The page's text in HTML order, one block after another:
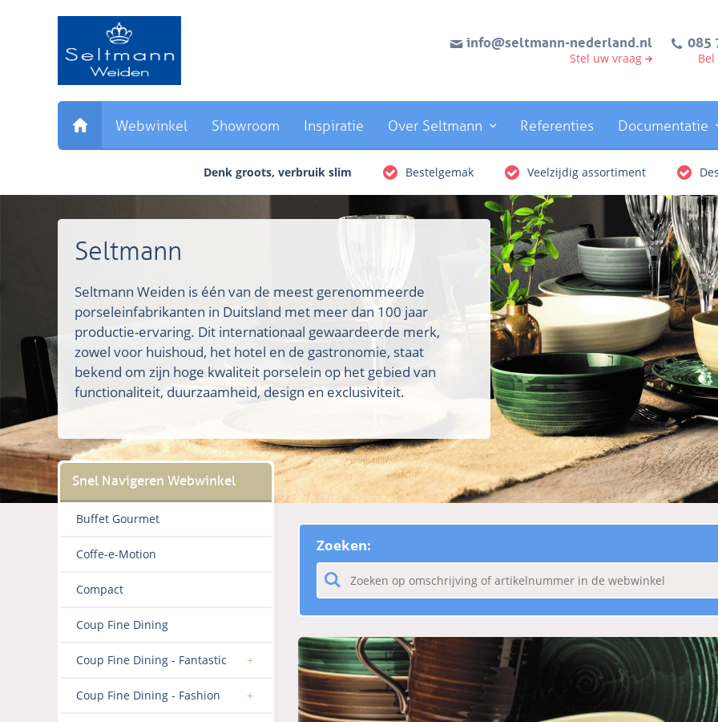
Direct
info@seltmann-nederland.nl
Stel uw vraag
085
Webwinkel Showroom Inspiratie Over Seltmann Referenties Documentatie
Denk groots, verbruik slim Bestelgemak Veelzijdig assortiment
Seltmann
Seltmann Weiden is één van de meest gerenommeerde
porseleinfabrikanten in Duitsland met meer dan 100 jaar
productie-ervaring. Dit internationaal gewaardeerde merk,
zowel voor huishoud, het hotel en de gastronomie, staat
bekend om zijn hoge kwaliteit porselein op het gebied van
functionaliteit, duurzaamheid, design en exclusiviteit.
Buffet Gourmet
Coffe-e-Motion
Compact
Coup Fine Dining
Coup Fine Dining - Fantastic
Coup Fine Dining - Fashion
Zoeken: